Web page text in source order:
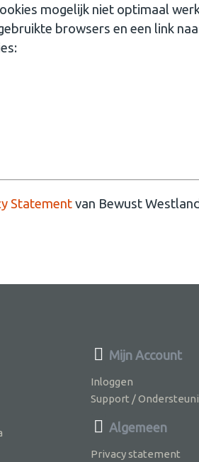
mogelijk niet optimaal
browsers en een link
Statementvan Bewust
Mijn Account
Inloggen
Support /
Algemeen
Privacy statement